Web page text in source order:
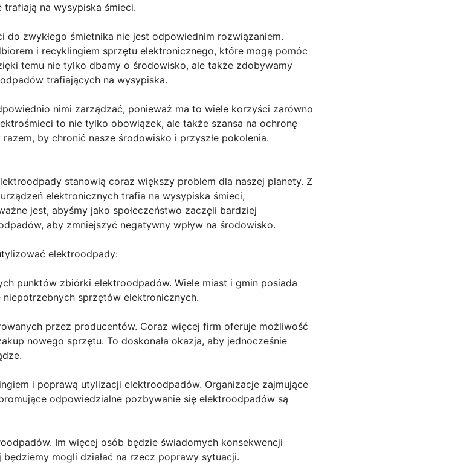
na wysypiska śmieci.
zwykłego śmietnika nie jest odpowiednim rozwiązaniem.
i recyklingiem sprzętu elektronicznego, które mogą pomóc
temu nie tylko dbamy o środowisko, ale także zdobywamy
trafiających na wysypiska.
nimi zarządzać, ponieważ ma to wiele korzyści zarówno
to nie tylko obowiązek, ale także szansa na ochronę
by chronić nasze środowisko i przyszłe pokolenia.
stanowią coraz większy problem dla naszej planety. Z
elektronicznych trafia na wysypiska śmieci,
jest, abyśmy jako społeczeństwo zaczęli bardziej
aby zmniejszyć negatywny wpływ na środowisko.
elektroodpady:
punktów zbiórki elektroodpadów. Wiele miast i gmin posiada
sprzętów elektronicznych.
przez producentów. Coraz więcej firm oferuje możliwość
nowego sprzętu. To doskonała okazja, aby jednocześnie
i poprawą utylizacji elektroodpadów. Organizacje zajmujące
odpowiedzialne pozbywanie się elektroodpadów są
Im więcej osób będzie świadomych konsekwencji
mogli działać na rzecz poprawy sytuacji.